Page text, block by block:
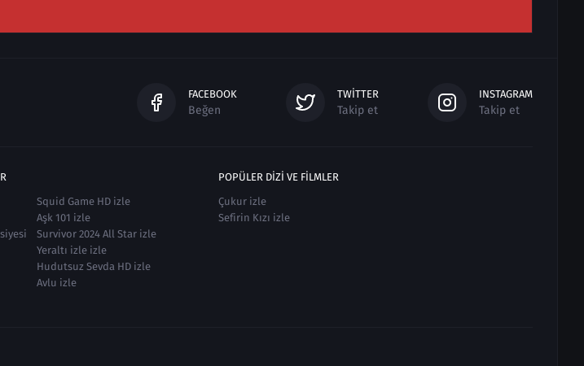
FACEBOOK
Beğen
TWITTER
Takip et
INSTAGRAM
Takip et
Squid Game HD izle
Aşk 101 izle
Survivor 2024 All Star izle
Yeraltı izle izle
Hudutsuz Sevda HD izle
Avlu izle
POPÜLER DIZI VE FILMLER
Çukur izle
Sefirin Kızı izle